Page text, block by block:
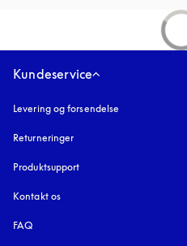
Kundeservice
Levering og forsendelse
Returneringer
Produktsupport
Kontakt os
FAQ